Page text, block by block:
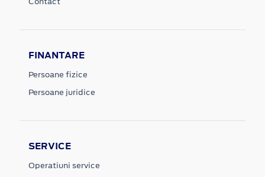
FINANTARE
Persoane fizice
Persoane juridice
SERVICE
Operatiuni service